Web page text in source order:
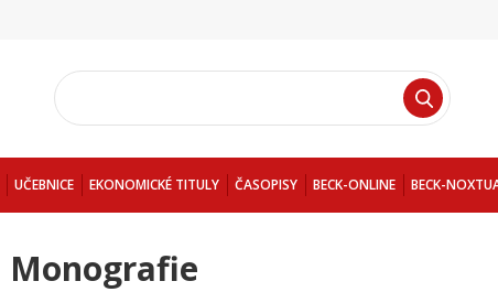
UČEBNICE EKONOMICKÉ TITULY ČASOPISY BECK-ONLINE BECK-
Monografie